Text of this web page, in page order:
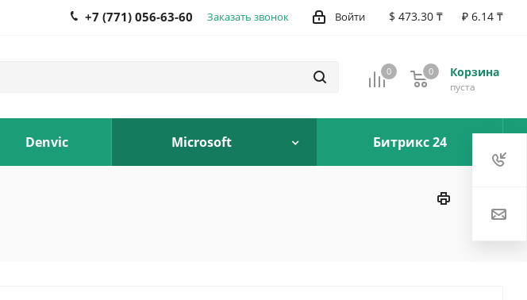
$ 473.30 ₸ ₽ 6.14 ₸
Войти
+7 (771) 056-63-60 Заказать звонок
0 Корзина
0
пуста
0
Denvic Microsoft Битрикс 24